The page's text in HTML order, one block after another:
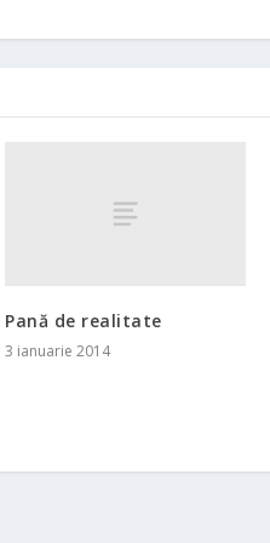
Pană de realitate
3 ianuarie 2014